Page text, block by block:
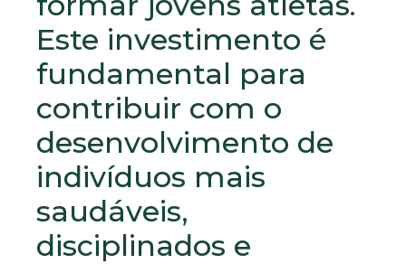
Este investimento é
fundamental para
contribuir com o
desenvolvimento de
indivíduos mais
saudáveis,
disciplinados e